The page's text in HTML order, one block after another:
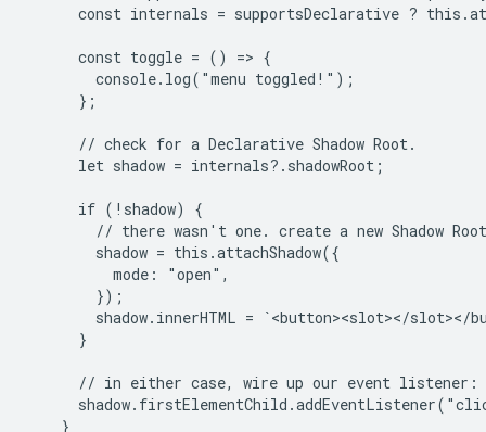
const internals = supportsDeclarative ?
      const toggle = () => {
        console.log("menu toggled!");
      };
      // check for a Declarative Shadow Root.
      let shadow = internals?.shadowRoot;
      if (!shadow) {
// there wasn't one. create a new Shadow
        shadow = this.attachShadow({
          mode: "open",
        });
shadow.innerHTML = `<button><slot></slot></
      }
      // in either case, wire up our event listener:
    }